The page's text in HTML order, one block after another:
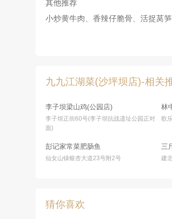
其他推荐
小炒黄牛肉、香辣仔脆骨、活捉莴
九九江湖菜(沙坪坝店)-相关
李子坝梁山鸡(公园店)
李子坝正街60号(李子坝抗战遗址公园正对
面)
林
歌
彭记家常菜肥肠鱼
仙女山镇银杏大道23号附2号
三
建
猜你喜欢